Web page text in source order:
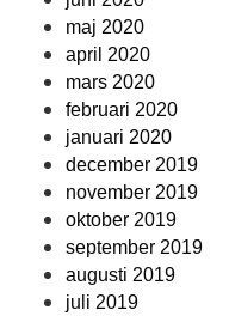
maj 2020
april 2020
mars 2020
februari 2020
januari 2020
december 2019
november 2019
oktober 2019
september 2019
augusti 2019
juli 2019